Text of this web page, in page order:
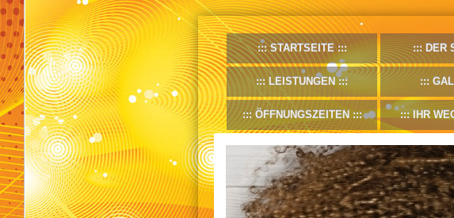
STARTSEITE DER
LEISTUNGEN
ÖFFNUNGSZEITEN IHR